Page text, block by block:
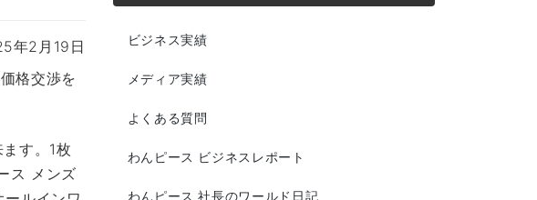
年2月19日
格交渉を
す。1枚
ス メンズ
ビジネス実績
メディア実績
よくある質問
わんピース ビジネスレポート
わんピース 社長のワールド日記